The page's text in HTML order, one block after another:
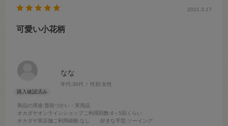
なな
年代:30代 性別:女性
商品の用途:普段づかい・実用品
オカダヤオンラインショップご利用回数:4～5回くらい
オカダヤ実店舗ご利用経験:なし 好きな手芸:ソーイング
2021.3.17
可愛い小花柄